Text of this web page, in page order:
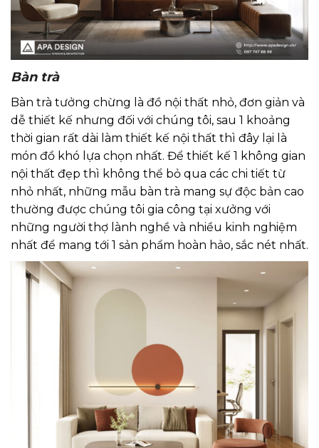
Bàn trà
Bàn trà tưởng chừng là đồ nội thất nhỏ, đơn giản và
dễ thiết kế nhưng đối với chúng tôi, sau 1 khoảng
thời gian rất dài làm thiết kế nội thất thì đây lại là
món đồ khó lựa chọn nhất. Để thiết kế 1 không gian
nội thất đẹp thì không thể bỏ qua các chi tiết từ
nhỏ nhất, những mẫu bàn trà mang sự độc bản cao
thường được chúng tôi gia công tại xưởng với
những người thợ lành nghề và nhiều kinh nghiệm
nhất để mang tới 1 sản phẩm hoàn hảo, sắc nét nhất.